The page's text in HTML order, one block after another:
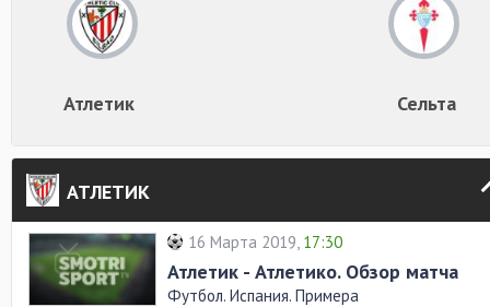
Атлетик Сельта
АТЛЕТИК
16 Марта 2019, 17:30
Атлетик - Атлетико. Обзор матча
Футбол. Испания. Примера